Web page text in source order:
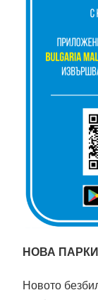
НОВА
Новото